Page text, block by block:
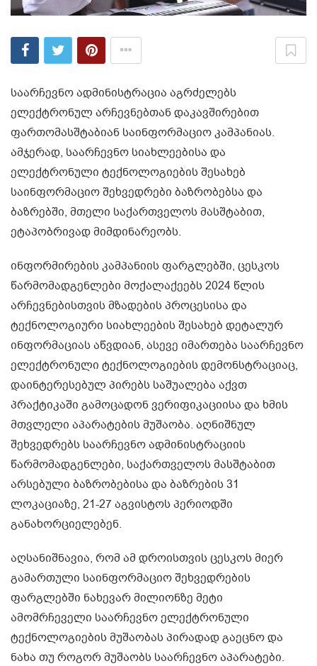
საარჩევნო ადმინისტრაცია აგრძელებს
ელექტრონულ არჩევნებთან დაკავშირებით
ფართომასშტაბიან საინფორმაციო კამპანიას.
ამჯერად, საარჩევნო სიახლეებისა და
ელექტრონული ტექნოლოგიების შესახებ
საინფორმაციო შეხვედრები ბაზრობებსა და
ბაზრებში, მთელი საქართველოს მასშტაბით,
ეტაპობრივად მიმდინარეობს.
ინფორმირების კამპანიის ფარგლებში, ცესკოს
წარმომადგენლები მოქალაქეებს 2024 წლის
არჩევნებისთვის მზადების პროცესისა და
ტექნოლოგიური სიახლეების შესახებ დეტალურ
ინფორმაციას აწვდიან, ასევე იმართება საარჩევნო
ელექტრონული ტექნოლოგიების დემონსტრაციაც,
დაინტერესებულ პირებს საშუალება აქვთ
პრაქტიკაში გამოცადონ ვერიფიკაციისა და ხმის
მთვლელი აპარატების მუშაობა. აღნიშნულ
შეხვედრებს საარჩევნო ადმინისტრაციის
წარმომადგენლები, საქართველოს მასშტაბით
არსებული ბაზრობებისა და ბაზრების 31
ლოკაციაზე, 21-27 აგვისტოს პერიოდში
განახორციელებენ.
აღსანიშნავია, რომ ამ დროისთვის ცესკოს მიერ
გამართული საინფორმაციო შეხვედრების
ფარგლებში ნახევარ მილიონზე მეტი
ამომრჩეველი საარჩევნო ელექტრონული
ტექნოლოგიების მუშაობას პირადად გაეცნო და
ნახა თუ როგორ მუშაობს საარჩევნო აპარატები.